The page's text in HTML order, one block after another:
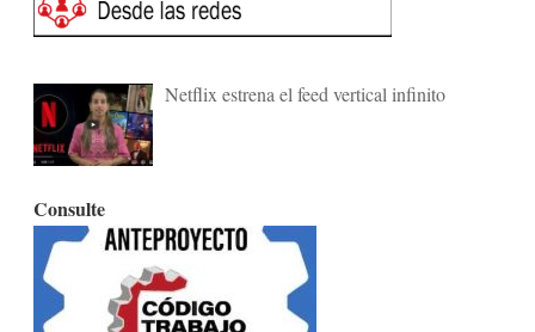
Netflix estrena el feed vertical infinito
Consulte